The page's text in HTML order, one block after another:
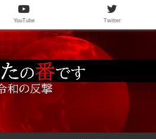
YouTube Twitter